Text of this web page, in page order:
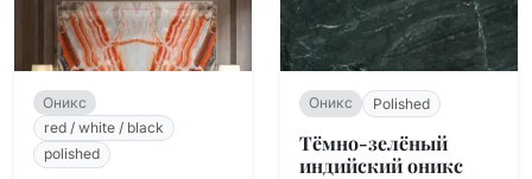
Оникс
red / white / black
polished
Оникс Polished
Тёмно-зелёный
индийский оникс